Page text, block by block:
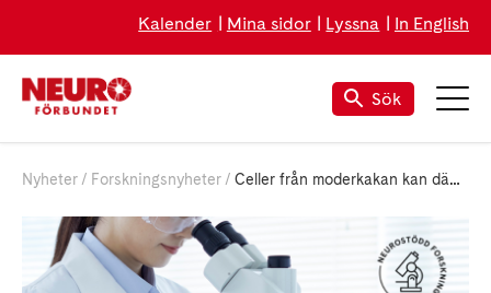
Kalender Mina sidor Lyssna In English
Sök
Nyheter Forskningsnyheter Celler från moderkakan kan dämpa inflammation vid MS